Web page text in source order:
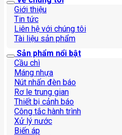
Giới thiệu
Tin tức
Liên hệ với chúng tôi
Tài liệu sản phẩm
Sản phẩm nổi bật
Cầu chì
Máng nhựa
Nút nhấn đèn báo
Rơ le trung gian
Thiết bị cảnh báo
Công tắc hành trình
Xử lý nước
Biến áp